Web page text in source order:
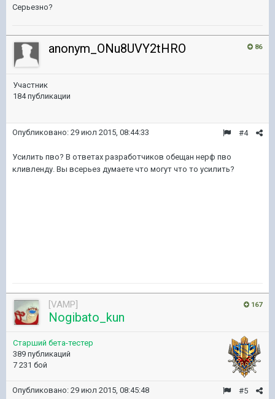
Серьезно?
86
anonym_ONu8UVY2tHRO
Участник
184 публикации
#4
Опубликовано: 29 июл 2015, 08:44:33
Усилить пво? В ответах разработчиков обещан нерф пво
кливленду. Вы всерьез думаете что могут что то усилить?
167
[VAMP]
Nogibato_kun
Старший бета-тестер
389 публикаций
7 231 бой
#5
Опубликовано: 29 июл 2015, 08:45:48